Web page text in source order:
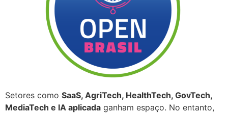
Setores como SaaS, AgriTech, HealthTech, GovTech,
MediaTech e IA aplicada ganham espaço. No entanto,